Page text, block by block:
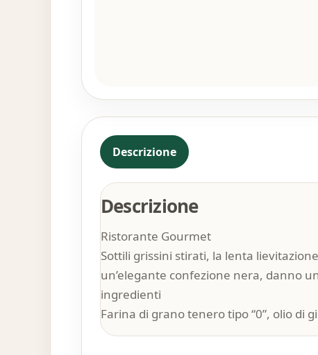
Descrizione
Descrizione
Ristorante Gourmet
Sottili grissini stirati, la lenta
un’elegante confezione nera, danno
ingredienti
Farina di grano tenero tipo “0”, olio di